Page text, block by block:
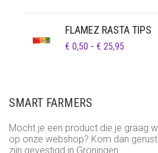
FLAMEZ RASTA TIPS
€ 0,50 - € 25,95
SMART FARMERS
Mocht je een product die je graag
op onze webshop? Kom dan
zijn gevestigd in Groningen.